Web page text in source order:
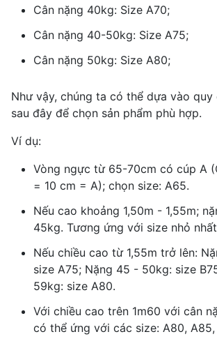
Cân nặng 40kg: Size A70;
Cân nặng 40-50kg: Size A75;
Cân nặng 50kg: Size A80;
Như vậy, chúng ta có thể dựa vào quy
sau đây để chọn sản phẩm phù hợp.
Ví dụ:
Vòng ngực từ 65-70cm có cúp A
= 10 cm = A); chọn size: A65.
Nếu cao khoảng 1,50m - 1,55m;
45kg. Tương ứng với size nhỏ
Nếu chiều cao từ 1,55m trở lên:
size A75; Nặng 45 - 50kg: size
59kg: size A80.
Với chiều cao trên 1m60 với cân
có thể ứng với các size: A80, A85,